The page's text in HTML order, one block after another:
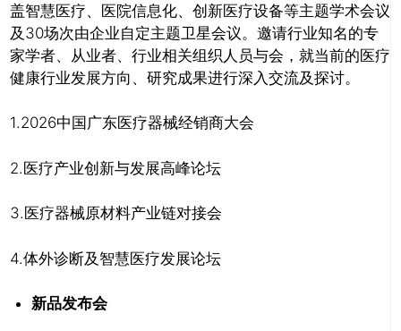
盖智慧医疗、医院信息化、创新医疗设备等主题学术会议
及30场次由企业自定主题卫星会议。邀请行业知名的专
家学者、从业者、行业相关组织人员与会，就当前的医疗
健康行业发展方向、研究成果进行深入交流及探讨。
1.2026中国广东医疗器械经销商大会
2.医疗产业创新与发展高峰论坛
3.医疗器械原材料产业链对接会
4.体外诊断及智慧医疗发展论坛
新品发布会